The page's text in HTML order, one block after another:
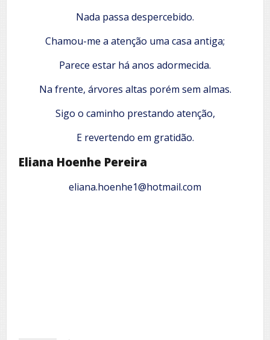
Nada passa despercebido.
Chamou-me a atenção uma casa antiga;
Parece estar há anos adormecida.
Na frente, árvores altas porém sem almas.
Sigo o caminho prestando atenção,
E revertendo em gratidão.
Eliana Hoenhe Pereira
eliana.hoenhe1@hotmail.com